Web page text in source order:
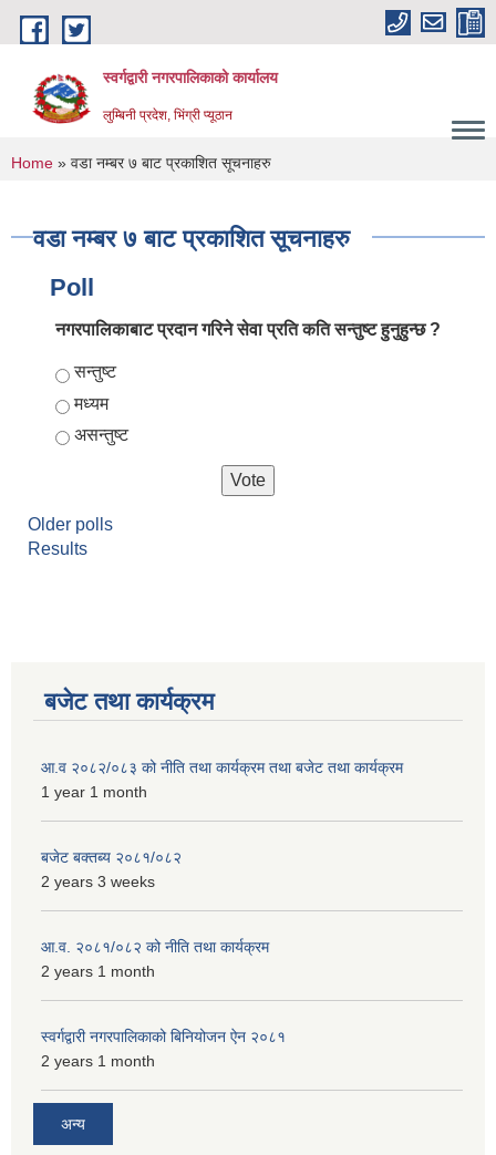
Skip to main content
स्वर्गद्वारी नगरपालिकाको कार्यालय
लुम्बिनी प्रदेश, भिंग्री प्यूठान
You are here
Home » वडा नम्बर ७ बाट प्रकाशित सूचनाहरु
वडा नम्बर ७ बाट प्रकाशित सूचनाहरु
Poll
नगरपालिकाबाट प्रदान गरिने सेवा प्रति कति सन्तुष्ट हुनुहुन्छ ?
Choices
सन्तुष्ट
मध्यम
असन्तुष्ट
Older polls
Results
बजेट तथा कार्यक्रम
आ.व २०८२/०८३ को नीति तथा कार्यक्रम तथा बजेट तथा कार्यक्रम
1 year 1 month
बजेट बक्तब्य २०८१/०८२
2 years 3 weeks
आ.व. २०८१/०८२ को नीति तथा कार्यक्रम
2 years 1 month
स्वर्गद्वारी नगरपालिकाको बिनियोजन ऐन २०८१
2 years 1 month
अन्य